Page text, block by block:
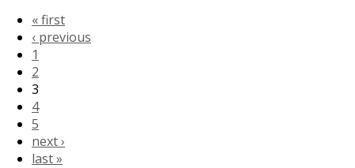
« first
‹ previous
1
2
3
4
5
next ›
last »